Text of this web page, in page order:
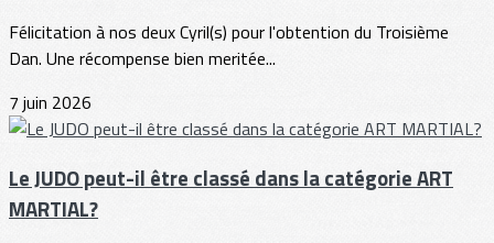
Félicitation à nos deux Cyril(s) pour l'obtention du Troisième
Dan. Une récompense bien meritée...
7 juin 2026
Le JUDO peut-il être classé dans la catégorie ART
MARTIAL?